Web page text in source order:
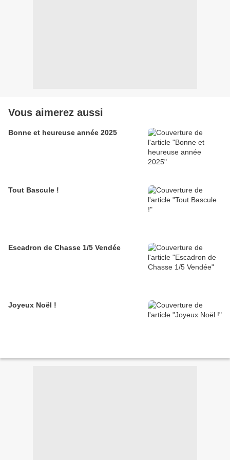
Vous aimerez aussi
Bonne et heureuse année 2025
Tout Bascule !
Escadron de Chasse 1/5 Vendée
Joyeux Noël !